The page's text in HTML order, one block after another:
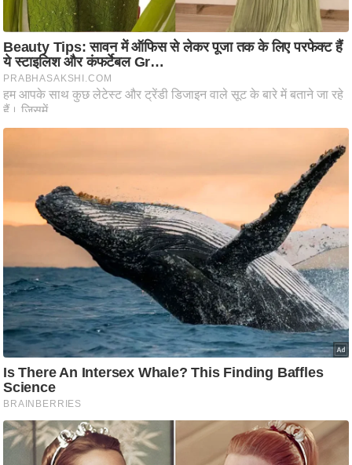
मी
क्षा
ध
र्म
ज्यो
म
हि
/
ध
र्म
स्थ
ल
व्र
त
त्यो
हा